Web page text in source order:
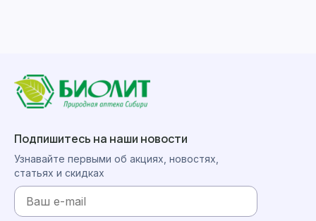
Подпишитесь на наши новости
Узнавайте первыми об акциях, новостях,
статьях и скидках